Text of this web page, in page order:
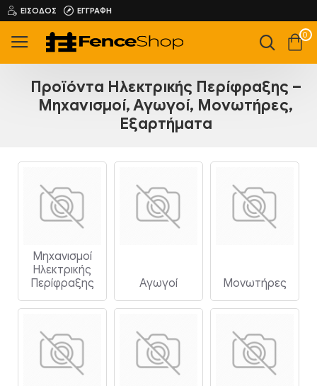
ΕΊΣΟΔΟΣ ΕΓΓΡΑΦΉ
0
Προϊόντα Ηλεκτρικής Περίφραξης –
Μηχανισμοί, Αγωγοί, Μονωτήρες,
Εξαρτήματα
Μηχανισμοί
Ηλεκτρικής
Περίφραξης
Αγωγοί Μονωτήρες